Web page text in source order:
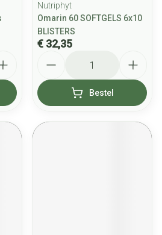
Nutriphyt
Omarin 60 SOFTGELS 6x10
BLISTERS
€ 32,35
Bestel